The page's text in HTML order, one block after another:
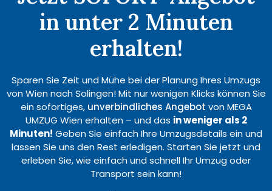
in unter 2 Minuten
erhalten!
Sparen Sie Zeit und Mühe bei der Planung Ihres Umzugs
von Wien nach Solingen! Mit nur wenigen Klicks können Sie
ein sofortiges, unverbindliches Angebot von MEGA
UMZUG Wien erhalten – und das in weniger als 2
Minuten! Geben Sie einfach Ihre Umzugsdetails ein und
lassen Sie uns den Rest erledigen. Starten Sie jetzt und
erleben Sie, wie einfach und schnell Ihr Umzug oder
Transport sein kann!